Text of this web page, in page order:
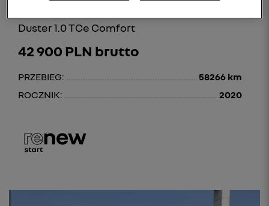
Duster 1.0 TCe Comfort
42 900 PLN brutto
PRZEBIEG:
58266 km
ROCZNIK:
2020